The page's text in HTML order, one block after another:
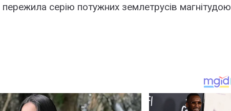
пережила серію потужних землетрусів магнітудою